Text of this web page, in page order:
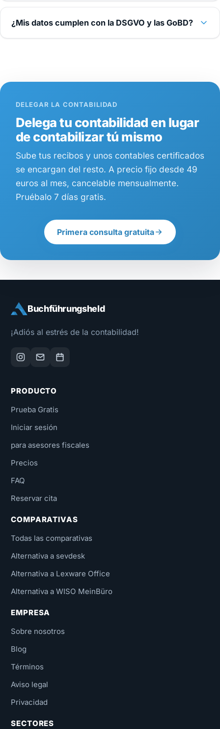
¿Mis datos cumplen con la DSGVO y las GoBD?
DELEGAR LA CONTABILIDAD
Delega tu contabilidad en lugar
de contabilizar tú mismo
Sube tus recibos y unos contables certificados
se encargan del resto. A precio fijo desde 49
euros al mes, cancelable mensualmente.
Pruébalo 7 días gratis.
Primera consulta gratuita
Buchführungsheld
¡Adiós al estrés de la contabilidad!
PRODUCTO
Prueba Gratis
Iniciar sesión
para asesores fiscales
Precios
FAQ
Reservar cita
COMPARATIVAS
Todas las comparativas
Alternativa a sevdesk
Alternativa a Lexware Office
Alternativa a WISO MeinBüro
EMPRESA
Sobre nosotros
Blog
Términos
Aviso legal
Privacidad
SECTORES